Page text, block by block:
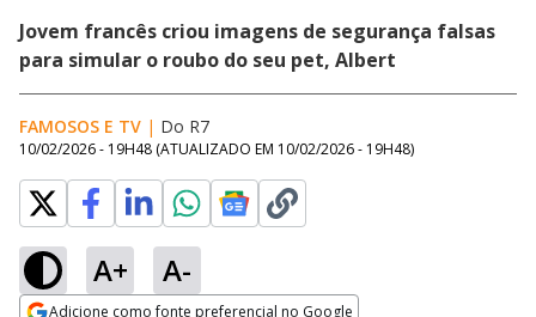
Jovem francês criou imagens de segurança falsas
para simular o roubo do seu pet, Albert
FAMOSOS E TV | Do R7
10/02/2026 - 19H48 (ATUALIZADO EM 10/02/2026 - 19H48)
A+ A-
Adicione como fonte preferencial no Google